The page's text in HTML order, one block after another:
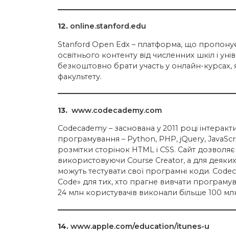
12. online.stanford.edu
Stanford Open Edx – платформа, що
освітнього контенту від численних шкіл і
безкоштовно брати участь у онлайн-курсах,
факультету.
13. www.codecademy.com
Сodecademy – заснована у 2011 році
програмування – Python, PHP, jQuery,
розмітки сторінок HTML і CSS. Сайт
використовуючи Course Creator, а для деяких
можуть тестувати свої програмні коди.
Code» для тих, хто прагне вивчати
24 млн користувачів виконали більше 100
14. www.apple.com/education/itunes-u